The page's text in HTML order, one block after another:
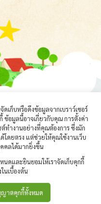
เด็กปฐมวัยออนไลน์
เก็บหรือดึงข้อมูลจากเบราว์เซอร์
อมูลนี้อาจเกี่ยวกับคุณ การตั้งค่า
ทำงานอย่างที่คุณต้องการ ซึ่งมัก
ดยตรง แต่ช่วยให้คุณใช้งานเว็บ
คลได้มากยิ่งขึ้น
นดและยินยอมให้เราจัดเก็บคุกกี้
นเบื้องต้น
าตคุกกี้ทั้งหมด